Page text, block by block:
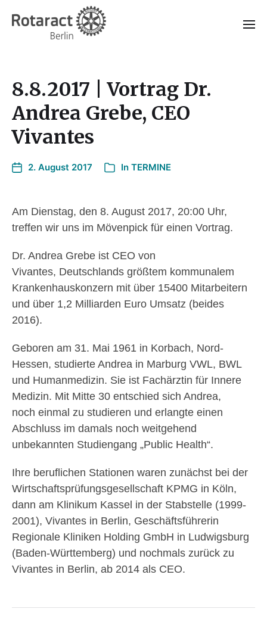
8.8.2017 | Vortrag Dr.
Andrea Grebe, CEO
Vivantes
2. August 2017 In TERMINE
Am Dienstag, den 8. August 2017, 20:00 Uhr,
treffen wir uns im Mövenpick für einen Vortrag.
Dr. Andrea Grebe ist CEO von
Vivantes, Deutschlands größtem kommunalem
Krankenhauskonzern mit über 15400 Mitarbeitern
und über 1,2 Milliarden Euro Umsatz (beides
2016).
Geboren am 31. Mai 1961 in Korbach, Nord-
Hessen, studierte Andrea in Marburg VWL, BWL
und Humanmedizin. Sie ist Fachärztin für Innere
Medizin. Mit Mitte 30 entschied sich Andrea,
noch einmal zu studieren und erlangte einen
Abschluss im damals noch weitgehend
unbekannten Studiengang „Public Health“.
Ihre beruflichen Stationen waren zunächst bei der
Wirtschaftsprüfungsgesellschaft KPMG in Köln,
dann am Klinikum Kassel in der Stabstelle (1999-
2001), Vivantes in Berlin, Geschäftsführerin
Regionale Kliniken Holding GmbH in Ludwigsburg
(Baden-Württemberg) und nochmals zurück zu
Vivantes in Berlin, ab 2014 als CEO.